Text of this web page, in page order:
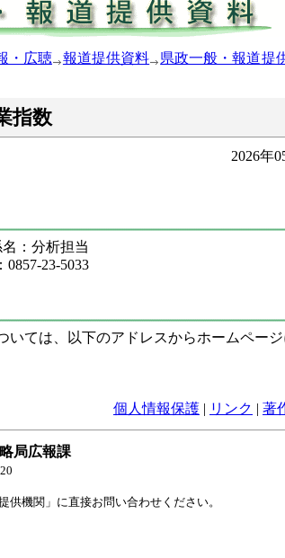
・広聴 報道提供資料 県政一般・報道提
指数
2026年
：分析担当
23-5033
ては、以下のアドレスからホームページ
個人情報保護 | リンク | 著
局広報課
機関」に直接お問い合わせください。